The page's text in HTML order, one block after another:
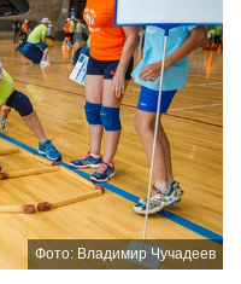
Фото: Владимир Чучадеев